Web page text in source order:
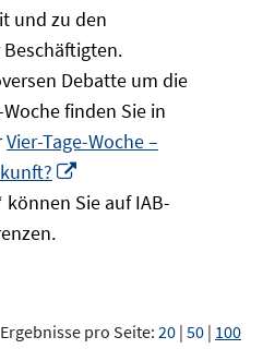
und zu den
Debatte um die
finden Sie in
Vier-Tage-Woche –
neuem
Sie auf IAB-
Ergebnisse pro Seite: 20 | 50 | 100